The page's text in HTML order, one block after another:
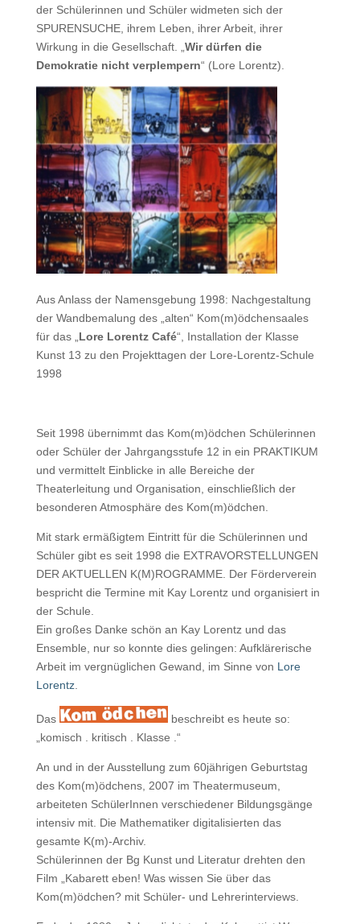
der Schülerinnen und Schüler widmeten sich der
SPURENSUCHE, ihrem Leben, ihrer Arbeit, ihrer
Wirkung in die Gesellschaft. „ Wir dürfen die
Demokratie nicht verplempern“ (Lore Lorentz).
Aus Anlass der Namensgebung 1998: Nachgestaltung
der Wandbemalung des „alten“ Kom(m)ödchensaales
für das „ Lore Lorentz Café“, Installation der Klasse
Kunst 13 zu den Projekttagen der Lore-Lorentz-Schule
1998
Seit 1998 übernimmt das Kom(m)ödchen Schülerinnen
oder Schüler der Jahrgangsstufe 12 in ein PRAKTIKUM
und vermittelt Einblicke in alle Bereiche der
Theaterleitung und Organisation, einschließlich der
besonderen Atmosphäre des Kom(m)ödchen.
Mit stark ermäßigtem Eintritt für die Schülerinnen und
Schüler gibt es seit 1998 die EXTRAVORSTELLUNGEN
DER AKTUELLEN K(M)ROGRAMME. Der Förderverein
bespricht die Termine mit Kay Lorentz und organisiert in
der Schule.
Ein großes Danke schön an Kay Lorentz und das
Ensemble, nur so konnte dies gelingen: Aufklärerische
Arbeit im vergnüglichen Gewand, im Sinne von Lore
Lorentz.
Das
beschreibt es heute so:
„komisch . kritisch . Klasse .“
An und in der Ausstellung zum 60jährigen Geburtstag
des Kom(m)ödchens, 2007 im Theatermuseum,
arbeiteten SchülerInnen verschiedener Bildungsgänge
intensiv mit. Die Mathematiker digitalisierten das
gesamte K(m)-Archiv.
Schülerinnen der Bg Kunst und Literatur drehten den
Film „Kabarett eben! Was wissen Sie über das
Kom(m)ödchen? mit Schüler- und Lehrerinterviews.